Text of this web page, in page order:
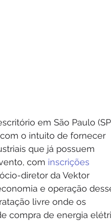
em São Paulo
o intuito de fornecer
que já possuem
com inscrições
diretor da Vektor
e operação
livre onde os
compra de energia